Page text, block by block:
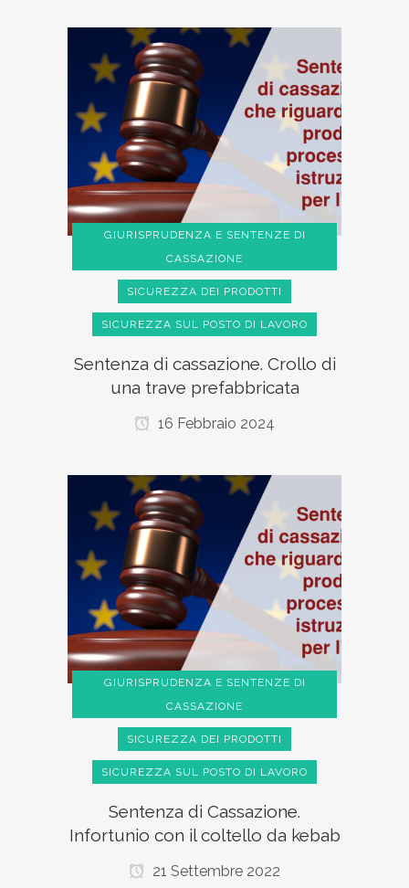
GIURISPRUDENZA E SENTENZE DI
CASSAZIONE
SICUREZZA DEI PRODOTTI
SICUREZZA SUL POSTO DI LAVORO
Sentenza di cassazione. Crollo di
una trave prefabbricata
16 Febbraio 2024
GIURISPRUDENZA E SENTENZE DI
CASSAZIONE
SICUREZZA DEI PRODOTTI
SICUREZZA SUL POSTO DI LAVORO
Sentenza di Cassazione.
Infortunio con il coltello da kebab
21 Settembre 2022